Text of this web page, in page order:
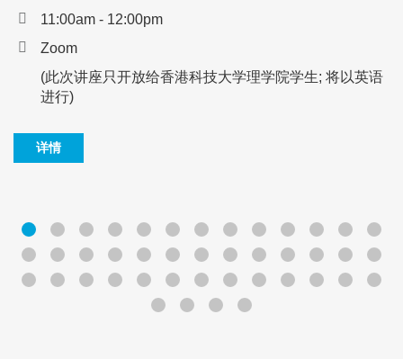
11:00am - 12:00pm
Zoom
(此次讲座只开放给香港科技大学理学院学生; 将以英语
进行)
详情